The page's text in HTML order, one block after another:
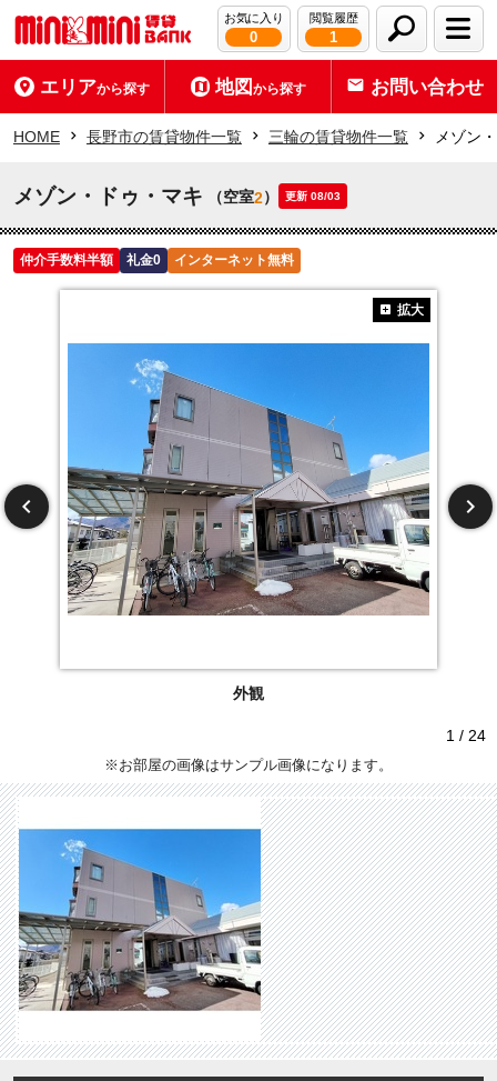
お気に入り
0
閲覧履歴
1
エリアから探す 地図から探す お問い合わせ
HOME 長野市の賃貸物件一覧 三輪の賃貸物件一覧 メゾン
メゾン・ドゥ・マキ （空室2） 更新 08/03
仲介手数料半額 礼金0 インターネット無料
外観
拡大
1 / 24
※お部屋の画像はサンプル画像になります。